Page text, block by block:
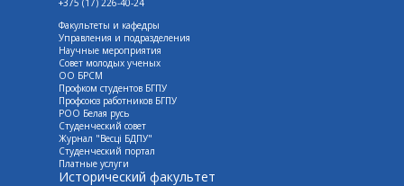
+375 (17) 226-40-24
Факультеты и кафедры
Управления и подразделения
Научные мероприятия
Совет молодых ученых
ОО БРСМ
Профком студентов БГПУ
Профсоюз работников БГПУ
РОО Белая русь
Студенческий совет
Журнал "Весцi БДПУ"
Студенческий портал
Платные услуги
Исторический факультет